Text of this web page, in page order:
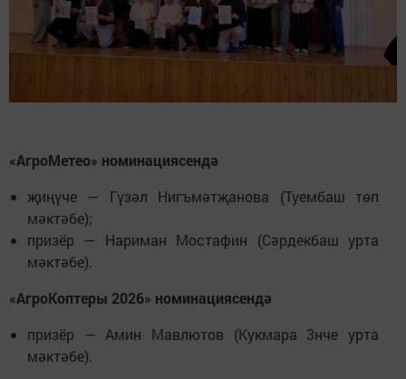
«АгроМетео» номинациясендә
җиңүче — Гүзәл Нигъмәтҗанова (Туембаш төп
мәктәбе);
призёр — Нариман Мостафин (Сәрдекбаш урта
мәктәбе).
«АгроКоптеры 2026» номинациясендә
призёр — Амин Мавлютов (Кукмара 3нче урта
мәктәбе).